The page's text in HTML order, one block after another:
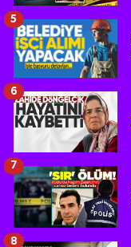
5
6
7
8